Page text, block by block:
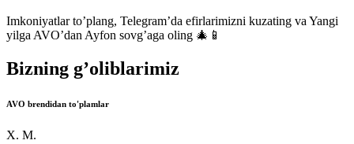
Imkoniyatlar to’plang, Telegram’da efirlarimizni kuzating va Yangi
yilga AVO’dan Ayfon sovg’aga oling 🎄📱
Bizning g’oliblarimiz
AVO brendidan to'plamlar
X. M.